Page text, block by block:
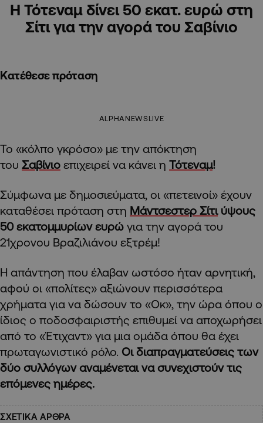
Η Τότεναμ δίνει 50 εκατ. ευρώ στη
Σίτι για την αγορά του Σαβίνιο
Κατέθεσε πρόταση
ALPHANEWSLIVE
Το «κόλπο γκρόσο» με την απόκτηση
του Σαβίνιο επιχειρεί να κάνει η Τότεναμ!
Σύμφωνα με δημοσιεύματα, οι «πετεινοί» έχουν
καταθέσει πρόταση στη Μάντσεστερ Σίτιύψους
50 εκατομμυρίων ευρώ για την αγορά του
21χρονου Βραζιλιάνου εξτρέμ!
Η απάντηση που έλαβαν ωστόσο ήταν αρνητική,
αφού οι «πολίτες» αξιώνουν περισσότερα
χρήματα για να δώσουν το «Οκ», την ώρα όπου ο
ίδιος ο ποδοσφαιριστής επιθυμεί να αποχωρήσει
από το «Έτιχαντ» για μια ομάδα όπου θα έχει
πρωταγωνιστικό ρόλο. Οι διαπραγματεύσεις των
δύο συλλόγων αναμένεται να συνεχιστούν τις
επόμενες ημέρες.
ΣΧΕΤΙΚΑ ΑΡΘΡΑ